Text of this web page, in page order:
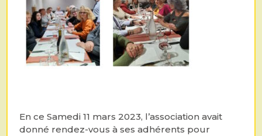
En ce Samedi 11 mars 2023, l’association avait
donné rendez-vous à ses adhérents pour